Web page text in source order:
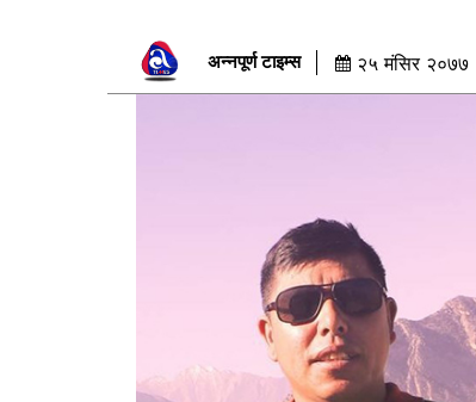
अन्नपूर्ण टाइम्स २५ मंसिर २०७७